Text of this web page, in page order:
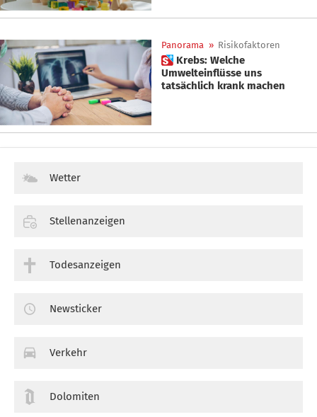
Panorama » Risikofaktoren
 Krebs: Welche
Umwelteinflüsse uns
tatsächlich krank machen
Wetter
Stellenanzeigen
Todesanzeigen
Newsticker
Verkehr
Dolomiten